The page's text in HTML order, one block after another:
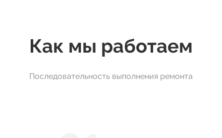
Как мы работаем
Последовательность выполнения ремонта